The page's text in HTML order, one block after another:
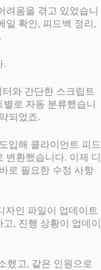
려움을 겪고 있었습니
일 확인, 피드백 정리,
.
터와 간단한 스크립트
로 자동 분류했습니
되었죠.
입해 클라이언트 피드
변환했습니다. 이제 디
로 필요한 수정 사항
자인 파일이 업데이트
, 진행 상황이 업데이
했고, 같은 인원으로